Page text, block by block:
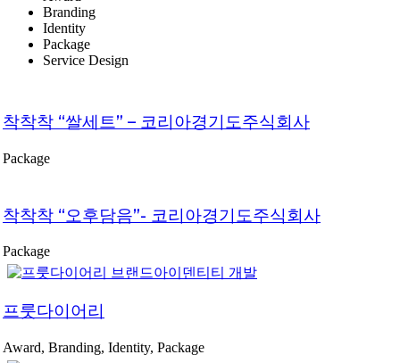
Branding
Identity
Package
Service Design
착착착 “쌀세트” – 코리아경기도주식회사
Package
착착착 “오후담음”- 코리아경기도주식회사
Package
프룻다이어리
Award, Branding, Identity, Package